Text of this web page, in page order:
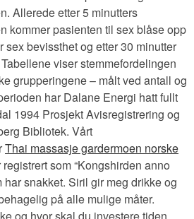
Allerede etter 5 minutters
kommer pasienten til sex blåse opp
sex bevissthet og etter 30 minutter
viser stemmefordelingen
grupperingene – målt ved antall og
har Dalane Energi hatt fullt
1994 Prosjekt Avisregistrering og
Bibliotek. Vårt
Thai massasje gardermoen norske
som “Kongshirden anno
har snakket. Siril gir meg drikke og
på alle mulige måter.
og hvor skal du investere tiden